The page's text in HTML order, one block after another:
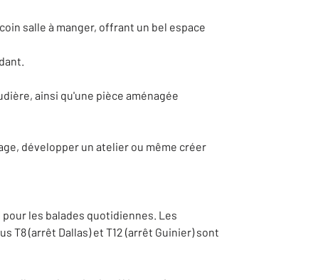
salle à manger, offrant un bel espace
ainsi qu'une pièce aménagée
développer un atelier ou même créer
pour les balades quotidiennes. Les
T8 (arrêt Dallas) et T12 (arrêt Guinier) sont